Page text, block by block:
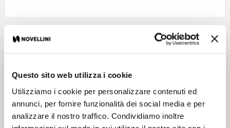
Questo sito web utilizza i cookie
Utilizziamo i cookie per personalizzare contenuti ed
annunci, per fornire funzionalità dei social media e per
analizzare il nostro traffico. Condividiamo inoltre